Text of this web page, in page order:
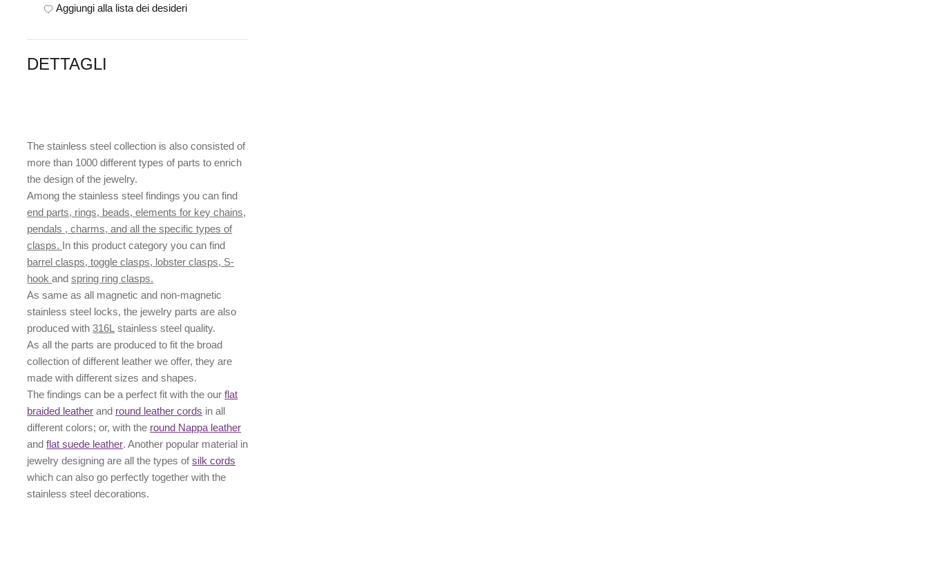
Aggiungi alla lista dei desideri
DETTAGLI
The stainless steel collection is also consisted of
more than 1000 different types of parts to enrich
the design of the jewelry.
Among the stainless steel findings you can find
end parts, rings, beads, elements for key chains,
pendals , charms, and all the specific types of
clasps. In this product category you can find
barrel clasps, toggle clasps, lobster clasps, S-
hookandspring ring clasps.
As same as all magnetic and non-magnetic
stainless steel locks, the jewelry parts are also
produced with316L stainless steel quality.
As all the parts are produced to fit the broad
collection of different leather we offer, they are
made with different sizes andshapes.
The findings can be a perfect fit with the ourflat
braided leather and round leather cords in all
different colors; or, with the round Nappa leather
andflat suede leather. Another popular material in
jewelry designing are all the types ofsilk cords
which can also go perfectly together with the
stainless steel decorations.